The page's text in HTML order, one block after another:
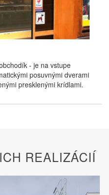
- je na vstupe
posuvnými dverami
presklenými krídlami.
REALIZÁCIÍ